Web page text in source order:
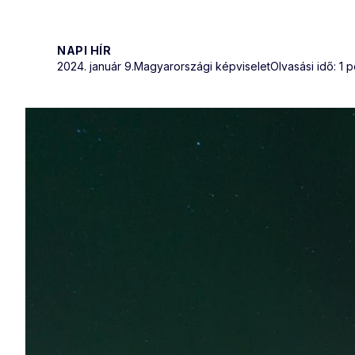
NAPI HÍR
2024. január 9.Magyarországi képviseletOlvasási idő: 1